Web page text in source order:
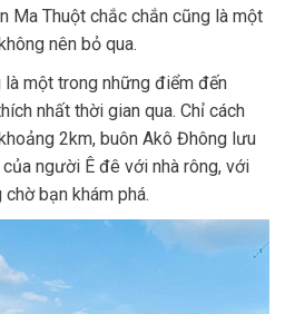
Ma Thuột chắc chắn cũng là một
nên bỏ qua.
một trong những điểm đến
nhất thời gian qua. Chỉ cách
2km, buôn Akô Đhông lưu
người Ê đê với nhà rông, với
bạn khám phá.